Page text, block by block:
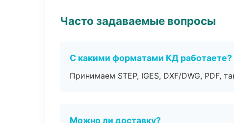
Часто задаваемые вопросы
С какими форматами КД работаете?
Принимаем STEP, IGES, DXF/DWG, PDF,
Можно ли доставку?